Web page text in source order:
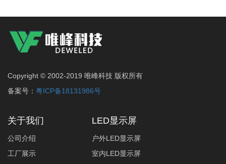
Copyright © 2002-2019 唯峰科技 版权所有
备案号： 粤ICP备18131986号
关于我们
公司介绍
工厂展示
LED显示屏
户外LED显示屏
室内LED显示屏